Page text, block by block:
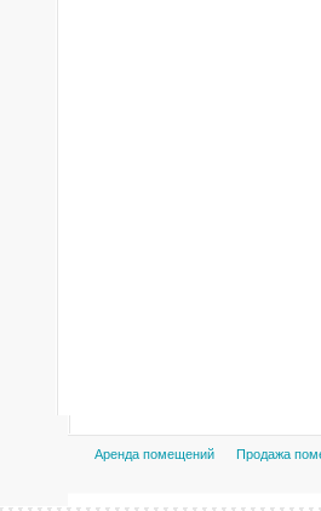
Аренда помещений Продажа